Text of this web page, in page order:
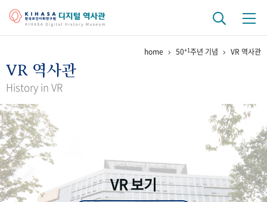
걸어온 길 기관 변천사
연구 역사
정책과 연구
간행물 변천사
기록물 아카이브
home 50+1주년 기념 VR 역사관
VR 역사관
History in VR
VR 보기